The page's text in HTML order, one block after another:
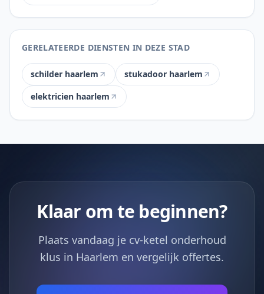
GERELATEERDE DIENSTEN IN DEZE STAD
schilder haarlem
stukadoor haarlem
elektricien haarlem
Klaar om te beginnen?
Plaats vandaag je cv-ketel onderhoud
klus in Haarlem en vergelijk offertes.